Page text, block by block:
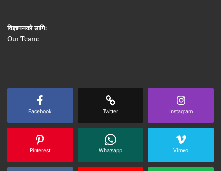
विज्ञापनको लागि:
Our Team:
Facebook Twitter Instagram
Pinterest Whatsapp Vimeo